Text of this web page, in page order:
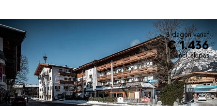
8 dagen vanaf
€ 1.436
incl. skipas